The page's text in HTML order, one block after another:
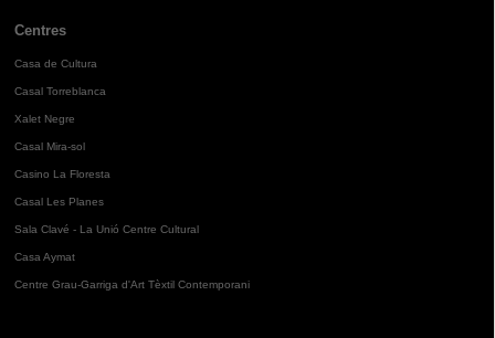
Centres
Casa de Cultura
Casal Torreblanca
Xalet Negre
Casal Mira-sol
Casino La Floresta
Casal Les Planes
Sala Clavé - La Unió Centre Cultural
Casa Aymat
Centre Grau-Garriga d'Art Tèxtil Contemporani